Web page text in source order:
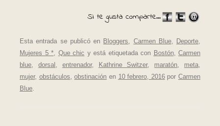
Si te gusta comparte...
Esta entrada se publicó en Bloggers, Carmen Blue, Deporte,
Mujeres 5 *, Que chic y está etiquetada con Bostón, Carmen
blue, dorsal , entrenador, Kathrine Switzer, maratón, meta,
mujer, obstáculos,obstinación en 10 febrero, 2016por Carmen
Blue.